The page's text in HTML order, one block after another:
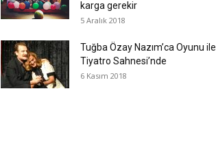
karga gerekir
5 Aralık 2018
Tuğba Özay Nazım’ca Oyunu ile
Tiyatro Sahnesi’nde
6 Kasım 2018